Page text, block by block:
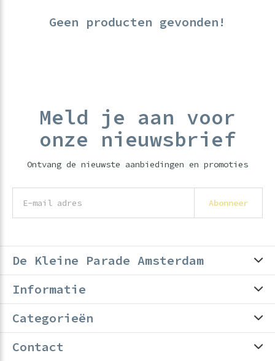
Geen producten gevonden!
Meld je aan voor
onze nieuwsbrief
Ontvang de nieuwste aanbiedingen en promoties
Abonneer
De Kleine Parade Amsterdam
Informatie
Categorieën
Contact